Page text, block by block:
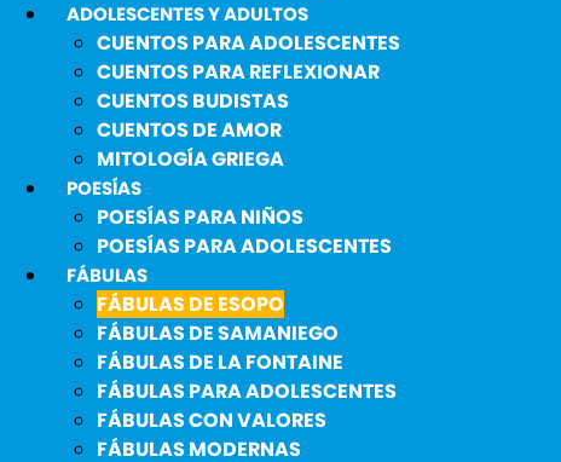
ADOLESCENTES Y ADULTOS
CUENTOS PARA ADOLESCENTES
CUENTOS PARA REFLEXIONAR
CUENTOS BUDISTAS
CUENTOS DE AMOR
MITOLOGÍA GRIEGA
POESÍAS
POESÍAS PARA NIÑOS
POESÍAS PARA ADOLESCENTES
FÁBULAS
FÁBULAS DE ESOPO
FÁBULAS DE SAMANIEGO
FÁBULAS DE LA FONTAINE
FÁBULAS PARA ADOLESCENTES
FÁBULAS CON VALORES
FÁBULAS MODERNAS